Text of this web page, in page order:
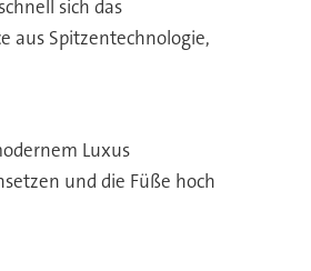
sich das
aus Spitzentechnologie,
Luxus
und die Füße hoch